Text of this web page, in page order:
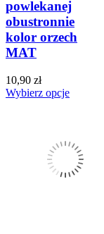
powlekanej
obustronnie
kolor orzech
MAT
10,90 zł
Wybierz opcje